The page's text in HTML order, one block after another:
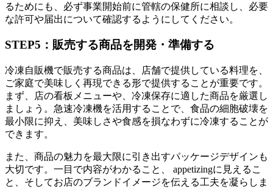
るためにも、必ず事業開始前に管轄の保健所に相談し、必要
な許可や届出について確認するようにしてください。
STEP5：販売する商品を開発・準備する
冷凍自販機で販売する商品は、店舗で提供している料理を、
ご家庭で美味しく再現できる形で提供することが重要です。
まず、店の看板メニューや、冷凍保存に適した商品を厳選し
ましょう。急速冷凍機を活用することで、食品の細胞破壊を
最小限に抑え、美味しさや食感を損なわずに冷凍することが
できます。
また、商品の魅力を最大限に引き出すパッケージデザインも
大切です。一目で内容がわかること、 appetizingに見えるこ
と、そしてお店のブランドイメージを伝える工夫を凝らしま